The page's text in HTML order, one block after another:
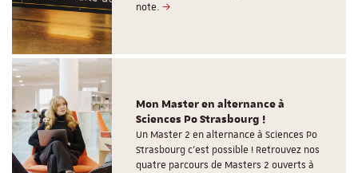
note.
Mon Master en alternance à
Sciences Po Strasbourg !
Un Master 2 en alternance à Sciences Po
Strasbourg c'est possible ! Retrouvez nos
quatre parcours de Masters 2 ouverts à